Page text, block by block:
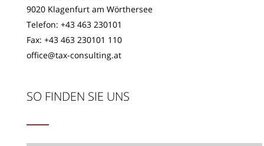
9020 Klagenfurt am Wörthersee
Telefon: +43 463 230101
Fax: +43 463 230101 110
office@tax-consulting.at
SO FINDEN SIE UNS